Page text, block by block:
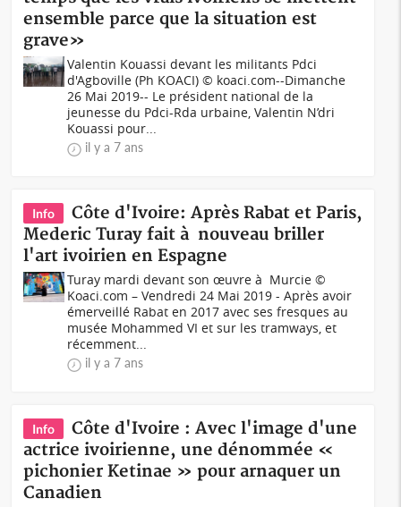
ensemble parce que la situation est
grave»
Valentin Kouassi devant les militants Pdci
d'Agboville (Ph KOACI) © koaci.com--Dimanche
26 Mai 2019-- Le président national de la
jeunesse du Pdci-Rda urbaine, Valentin N’dri
Kouassi pour...
il y a 7 ans
Info
Côte d'Ivoire: Après Rabat et Paris,
Mederic Turay fait à nouveau briller
l'art ivoirien en Espagne
Turay mardi devant son œuvre à Murcie ©
Koaci.com – Vendredi 24 Mai 2019 - Après avoir
émerveillé Rabat en 2017 avec ses fresques au
musée Mohammed VI et sur les tramways, et
récemment...
il y a 7 ans
Info
Côte d'Ivoire : Avec l'image d'une
actrice ivoirienne, une dénommée «
pichonier Ketinae » pour arnaquer un
Canadien